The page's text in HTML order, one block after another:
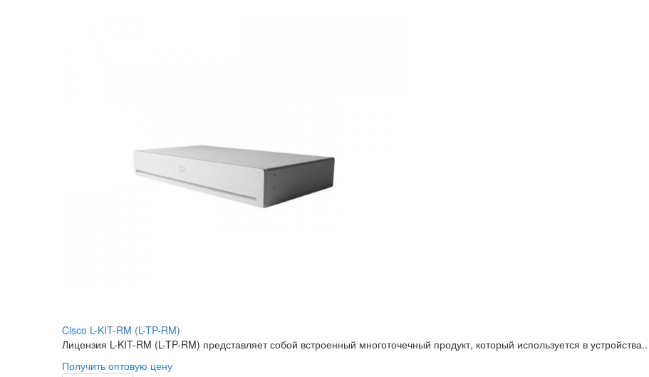
Cisco L-KIT-RM (L-TP-RM)
Лицензия L-KIT-RM (L-TP-RM) представляет собой встроенный многоточечный продукт, который используется в устройства..
Получить оптовую цену